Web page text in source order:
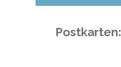
Postkarten: